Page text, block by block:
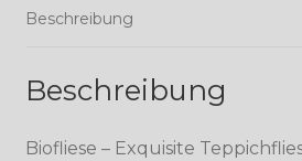
Beschreibung
Beschreibung
Biofliese – Exquisite